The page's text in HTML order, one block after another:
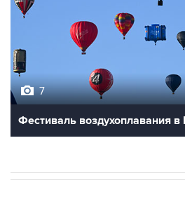
7
Фестиваль воздухоплавания в